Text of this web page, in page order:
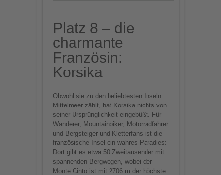
Platz 8 – die
charmante
Französin:
Korsika
Obwohl sie zu den beliebtesten Inseln
Mittelmeer zählt, hat Korsika nichts von
seiner Ursprünglichkeit eingebüßt. Für
Wanderer, Mountainbiker, Motorradfahrer
und Bergsteiger und Kletterfans ist die
französische Insel ein wahres Paradies:
Dort gibt es etwa 50 Zweitausender mit
spannenden Bergwegen, wobei der
Monte Cinto ist mit 2706 m der höchste